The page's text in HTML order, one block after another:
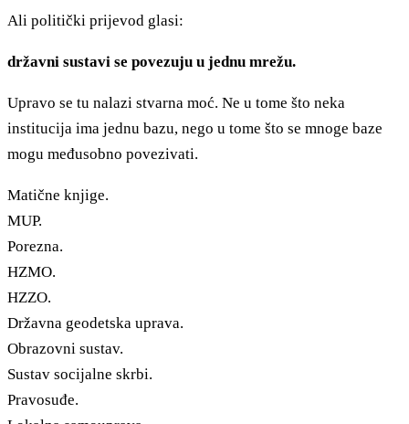
Ali politički prijevod glasi:
državni sustavi se povezuju u jednu mrežu.
Upravo se tu nalazi stvarna moć. Ne u tome što neka
institucija ima jednu bazu, nego u tome što se mnoge baze
mogu međusobno povezivati.
Matične knjige.
MUP.
Porezna.
HZMO.
HZZO.
Državna geodetska uprava.
Obrazovni sustav.
Sustav socijalne skrbi.
Pravosuđe.